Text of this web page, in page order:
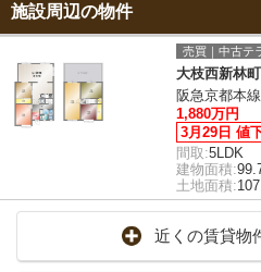
施設周辺の物件
売買｜中古テ
大枝西新林
阪急京都本
1,880万円
3月29日 値
間取:5LDK
建物面積:
土地面積:
近くの賃貸物